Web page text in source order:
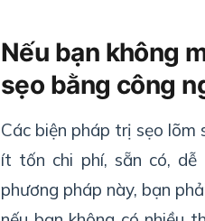
Nếu bạn không
sẹo bằng công
Các biện pháp trị sẹo lõm
ít tốn chi phí, sẵn có, dễ
phương pháp này, bạn